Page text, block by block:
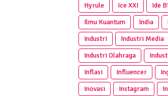
Hyrule
Ice XXI Ide
Ilmu Kuantum
India
Industri
Industri Media
Industri Olahraga
Inflasi
Influencer
Inovasi
Instagram